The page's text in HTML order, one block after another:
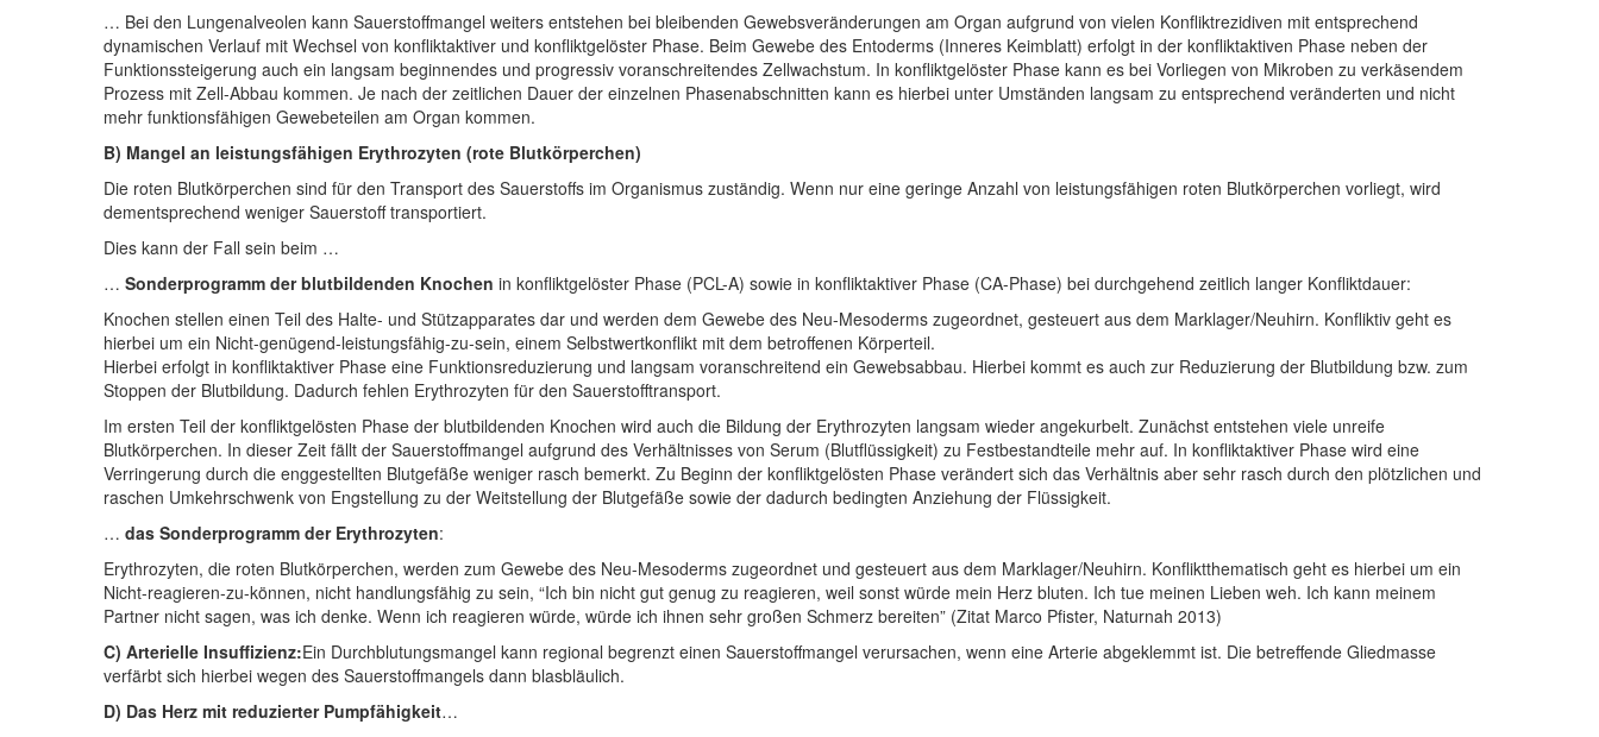
… Bei den Lungenalveolen kann Sauerstoffmangel weiters entstehen bei bleibenden Gewebsveränderungen am Organ aufgrund von vielen Konfliktrezidiven mit entsprechend
dynamischen Verlauf mit Wechsel von konfliktaktiver und konfliktgelöster Phase. Beim Gewebe des Entoderms (Inneres Keimblatt) erfolgt in der konfliktaktiven Phase neben der
Funktionssteigerung auch ein langsam beginnendes und progressiv voranschreitendes Zellwachstum. In konfliktgelöster Phase kann es bei Vorliegen von Mikroben zu verkäsendem
Prozess mit Zell-Abbau kommen. Je nach der zeitlichen Dauer der einzelnen Phasenabschnitten kann es hierbei unter Umständen langsam zu entsprechend veränderten und nicht
mehr funktionsfähigen Gewebeteilen am Organ kommen.
B) Mangel an leistungsfähigen Erythrozyten (rote Blutkörperchen)
Die roten Blutkörperchen sind für den Transport des Sauerstoffs im Organismus zuständig. Wenn nur eine geringe Anzahl von leistungsfähigen roten Blutkörperchen vorliegt, wird
dementsprechend weniger Sauerstoff transportiert.
Dies kann der Fall sein beim …
… Sonderprogramm der blutbildenden Knochen in konfliktgelöster Phase (PCL-A) sowie in konfliktaktiver Phase (CA-Phase) bei durchgehend zeitlich langer Konfliktdauer:
Knochen stellen einen Teil des Halte- und Stützapparates dar und werden dem Gewebe des Neu-Mesoderms zugeordnet, gesteuert aus dem Marklager/Neuhirn. Konfliktiv geht es
hierbei um ein Nicht-genügend-leistungsfähig-zu-sein, einem Selbstwertkonflikt mit dem betroffenen Körperteil.
Hierbei erfolgt in konfliktaktiver Phase eine Funktionsreduzierung und langsam voranschreitend ein Gewebsabbau. Hierbei kommt es auch zur Reduzierung der Blutbildung bzw. zum
Stoppen der Blutbildung. Dadurch fehlen Erythrozyten für den Sauerstofftransport.
Im ersten Teil der konfliktgelösten Phase der blutbildenden Knochen wird auch die Bildung der Erythrozyten langsam wieder angekurbelt. Zunächst entstehen viele unreife
Blutkörperchen. In dieser Zeit fällt der Sauerstoffmangel aufgrund des Verhältnisses von Serum (Blutflüssigkeit) zu Festbestandteile mehr auf. In konfliktaktiver Phase wird eine
Verringerung durch die enggestellten Blutgefäße weniger rasch bemerkt. Zu Beginn der konfliktgelösten Phase verändert sich das Verhältnis aber sehr rasch durch den plötzlichen und
raschen Umkehrschwenk von Engstellung zu der Weitstellung der Blutgefäße sowie der dadurch bedingten Anziehung der Flüssigkeit.
… das Sonderprogramm der Erythrozyten:
Erythrozyten, die roten Blutkörperchen, werden zum Gewebe des Neu-Mesoderms zugeordnet und gesteuert aus dem Marklager/Neuhirn. Konfliktthematisch geht es hierbei um ein
Nicht-reagieren-zu-können, nicht handlungsfähig zu sein, “Ich bin nicht gut genug zu reagieren, weil sonst würde mein Herz bluten. Ich tue meinen Lieben weh. Ich kann meinem
Partner nicht sagen, was ich denke. Wenn ich reagieren würde, würde ich ihnen sehr großen Schmerz bereiten” (Zitat Marco Pfister, Naturnah 2013)
C) Arterielle Insuffizienz:Ein Durchblutungsmangel kann regional begrenzt einen Sauerstoffmangel verursachen, wenn eine Arterie abgeklemmt ist. Die betreffende Gliedmasse
verfärbt sich hierbei wegen des Sauerstoffmangels dann blasbläulich.
D) Das Herz mit reduzierter Pumpfähigkeit…